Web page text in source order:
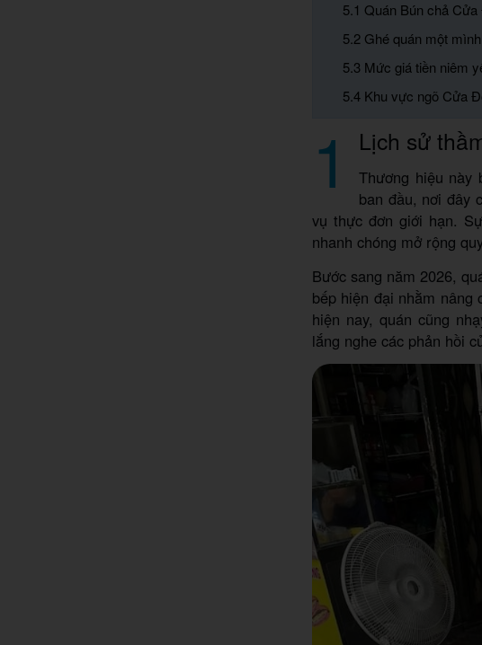
5.1 Quán Bún chả
5.2 Ghé quán một
5.3 Mức giá tiền niêm
5.4 Khu vực ngõ Cửa
1 Lịch sử
Thương hiệu này
ban đầu, nơi đây
vụ thực đơn giới hạn.
nhanh chóng mở rộng
Bước sang năm 2026,
bếp hiện đại nhằm nâng
hiện nay, quán cũng
lắng nghe các phản hồi